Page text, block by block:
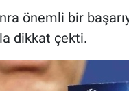
önemli bir
dikkat çekti.